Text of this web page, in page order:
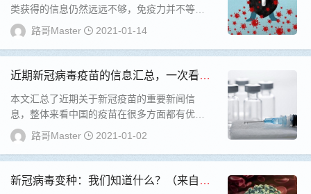
类获得的信息仍然远远不够，免疫力并不等于
完整的保护。个人理解，未来的疫苗也许并不
能提供完...
路哥Master 2021-01-14
近期新冠病毒疫苗的信息汇总，一次看
全！
本文汇总了近期关于新冠疫苗的重要新闻信
息，整体来看中国的疫苗在很多方面都有优
势，在2021年会在国内实施免费接种。...
路哥Master 2021-01-02
新冠病毒变种：我们知道什么？（来自B